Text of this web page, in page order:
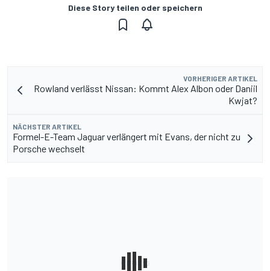
Diese Story teilen oder speichern
VORHERIGER ARTIKEL
Rowland verlässt Nissan: Kommt Alex Albon oder Daniil
Kwjat?
NÄCHSTER ARTIKEL
Formel-E-Team Jaguar verlängert mit Evans, der nicht zu
Porsche wechselt